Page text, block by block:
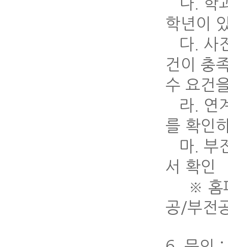
나. 학
학년이
다. 사
건이 충
수 요건
라. 연
를 확인
마. 부
서 확인
※ 홈페
공/부전